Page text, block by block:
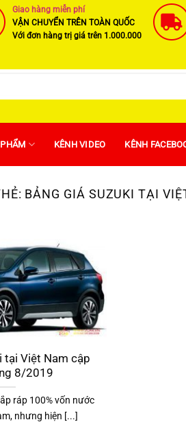
Giao hàng miễn phí
VẬN CHUYỂN TRÊN TOÀN QUỐC
Với đơn hàng trị giá trên 1.000.000
KÊNH VIDEO KÊNH
BẢNG GIÁ SUZUKI TẠI
tại Việt Nam cập
8/2019
ráp 100% vốn nước
nhưng hiện [...]